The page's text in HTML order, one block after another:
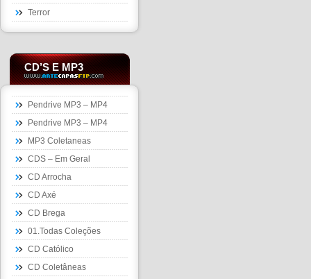
Terror
CD’S E MP3
Pendrive MP3 – MP4
Pendrive MP3 – MP4
MP3 Coletaneas
CDS – Em Geral
CD Arrocha
CD Axé
CD Brega
01.Todas Coleções
CD Católico
CD Coletâneas